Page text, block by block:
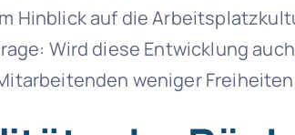
Hinblick auf die
Wird diese Entwicklung
weniger